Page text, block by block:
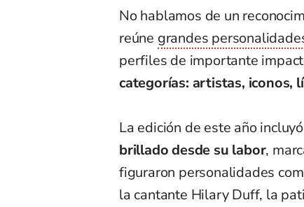
No hablamos de un
reúne grandes
perfiles de importante
categorías: artistas, iconos,
La edición de este año
brillado desde su labor,
figuraron personalidades
la cantante Hilary Duff, la